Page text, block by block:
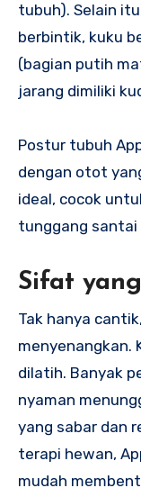
tubuh). Selain
berbintik, kuku
(bagian putih
jarang dimiliki
Postur tubuh
dengan otot
ideal, cocok
tunggang santai
Sifat
Tak hanya
menyenangkan.
dilatih. Banyak
nyaman
yang sabar dan
terapi hewan,
mudah